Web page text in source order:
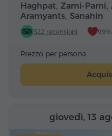
Haghpat, Zarni-
Aramyants, Sanahin
322 recensioni
Prezzo per persona
giovedì, 13